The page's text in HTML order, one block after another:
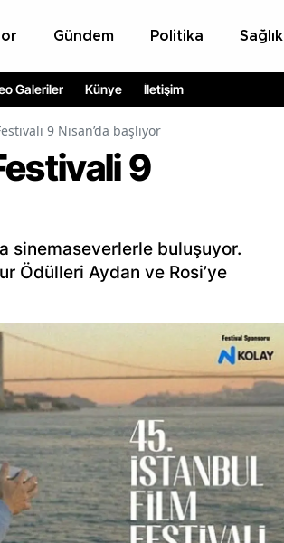
Gündem Politika Sağlık
Galeriler Künye İletişim
9 Nisan’da başlıyor
9
sinemaseverlerle buluşuyor.
Ödülleri Aydan ve Rosi’ye